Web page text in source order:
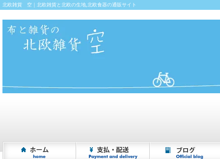
北欧雑貨 空｜北欧雑貨と北欧の生地,北欧食器の通販サイト